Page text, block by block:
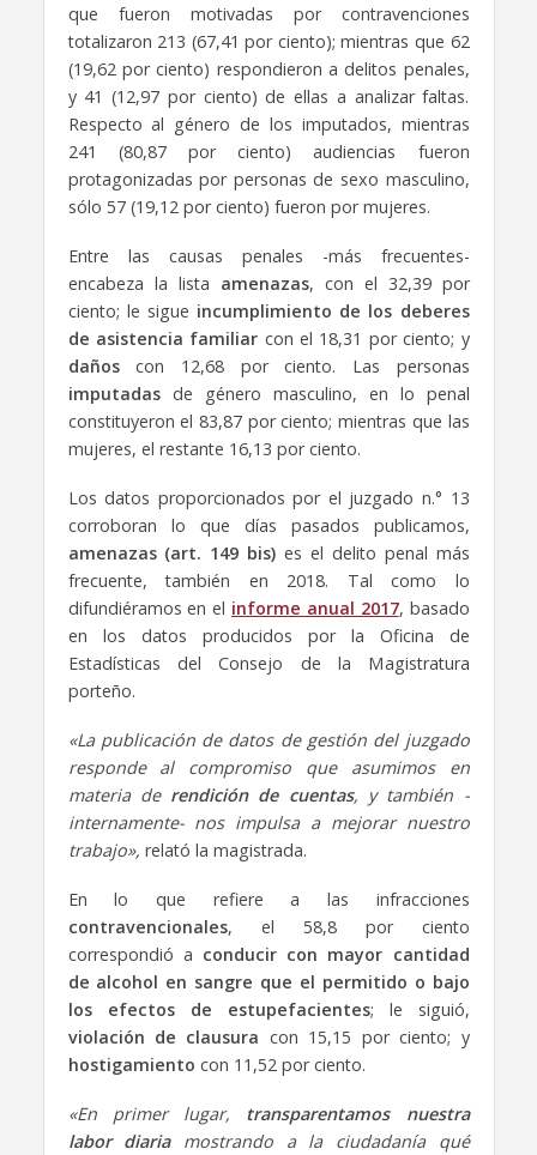
que fueron motivadas por contravenciones
totalizaron 213 (67,41 por ciento); mientras que 62
(19,62 por ciento) respondieron a delitos penales,
y 41 (12,97 por ciento) de ellas a analizar faltas.
Respecto al género de los imputados, mientras
241 (80,87 por ciento) audiencias fueron
protagonizadas por personas de sexo masculino,
sólo 57 (19,12 por ciento) fueron por mujeres.
Entre las causas penales -más frecuentes-
encabeza la lista amenazas, con el 32,39 por
ciento; le sigue incumplimiento de los deberes
de asistencia familiar con el 18,31 por ciento; y
dañoscon 12,68 por ciento. Las personas
imputadasde género masculino, en lo penal
constituyeron el 83,87 por ciento; mientras que las
mujeres, el restante 16,13 por ciento.
Los datos proporcionados por el juzgado n.° 13
corroboran lo que días pasados publicamos,
amenazas (art. 149 bis) es el delito penal más
frecuente, también en 2018. Tal como lo
difundiéramos en el informe anual 2017, basado
en los datos producidos por la Oficina de
Estadísticas del Consejo de la Magistratura
porteño.
«La publicación de datos de gestión del juzgado
responde al compromiso que asumimos en
materia de rendición de cuentas, y también -
internamente- nos impulsa a mejorar nuestro
trabajo», relató la magistrada.
En lo que refiere a las infracciones
contravencionales, el 58,8 por ciento
correspondió a conducir con mayor cantidad
de alcohol en sangre que el permitido o bajo
los efectos de estupefacientes; le siguió,
violación de clausura con 15,15 por ciento; y
hostigamiento con 11,52 por ciento.
«En primer lugar, transparentamos nuestra
labor diariamostrando a la ciudadanía qué